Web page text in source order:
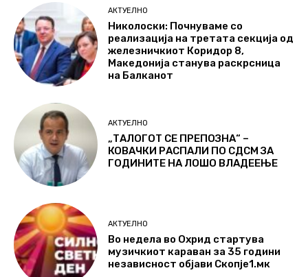
АКТУЕЛНО
Николоски: Почнуваме со
реализација на третата секција од
железничкиот Коридор 8,
Македонија станува раскрсница
на Балканот
АКТУЕЛНО
„ТАЛОГОТ СЕ ПРЕПОЗНА“ –
КОВАЧКИ РАСПАЛИ ПО СДСМ ЗА
ГОДИНИТЕ НА ЛОШО ВЛАДЕЕЊЕ
АКТУЕЛНО
Во недела во Охрид стартува
музичкиот караван за 35 години
независност објави Скопје1.мк